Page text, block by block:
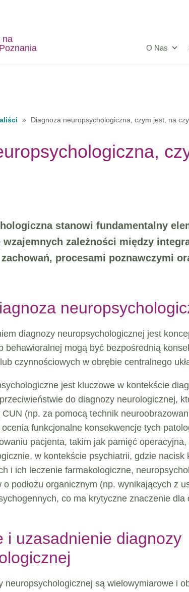
O Nas
» Diagnoza neuropsychologiczna, czym jest, na
stanowi fundamentalny
wzajemnych zależności między
procesami poznawczymi
diagnozy neuropsychologicznej jest
behawioralnej mogą być bezpośrednią
czynnościowych w obrębie centralnego
jest kluczowe w kontekście
do diagnozy neurologicznej,
(np. za pomocą technik
funkcjonalne konsekwencje tych
pacjenta, takim jak pamięć
w kontekście psychiatrii, gdzie nacisk
i ich leczenie farmakologiczne,
podłożu organicznym (np. wynikających z
co ma krytyczne znaczenie dla
i uzasadnienie diagnozy
neuropsychologicznej są wielowymiarowe i